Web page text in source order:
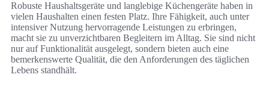
Robuste Haushaltsgeräte und langlebige Küchengeräte haben in
vielen Haushalten einen festen Platz. Ihre Fähigkeit, auch unter
intensiver Nutzung hervorragende Leistungen zu erbringen,
macht sie zu unverzichtbaren Begleitern im Alltag. Sie sind nicht
nur auf Funktionalität ausgelegt, sondern bieten auch eine
bemerkenswerte Qualität, die den Anforderungen des täglichen
Lebens standhält.